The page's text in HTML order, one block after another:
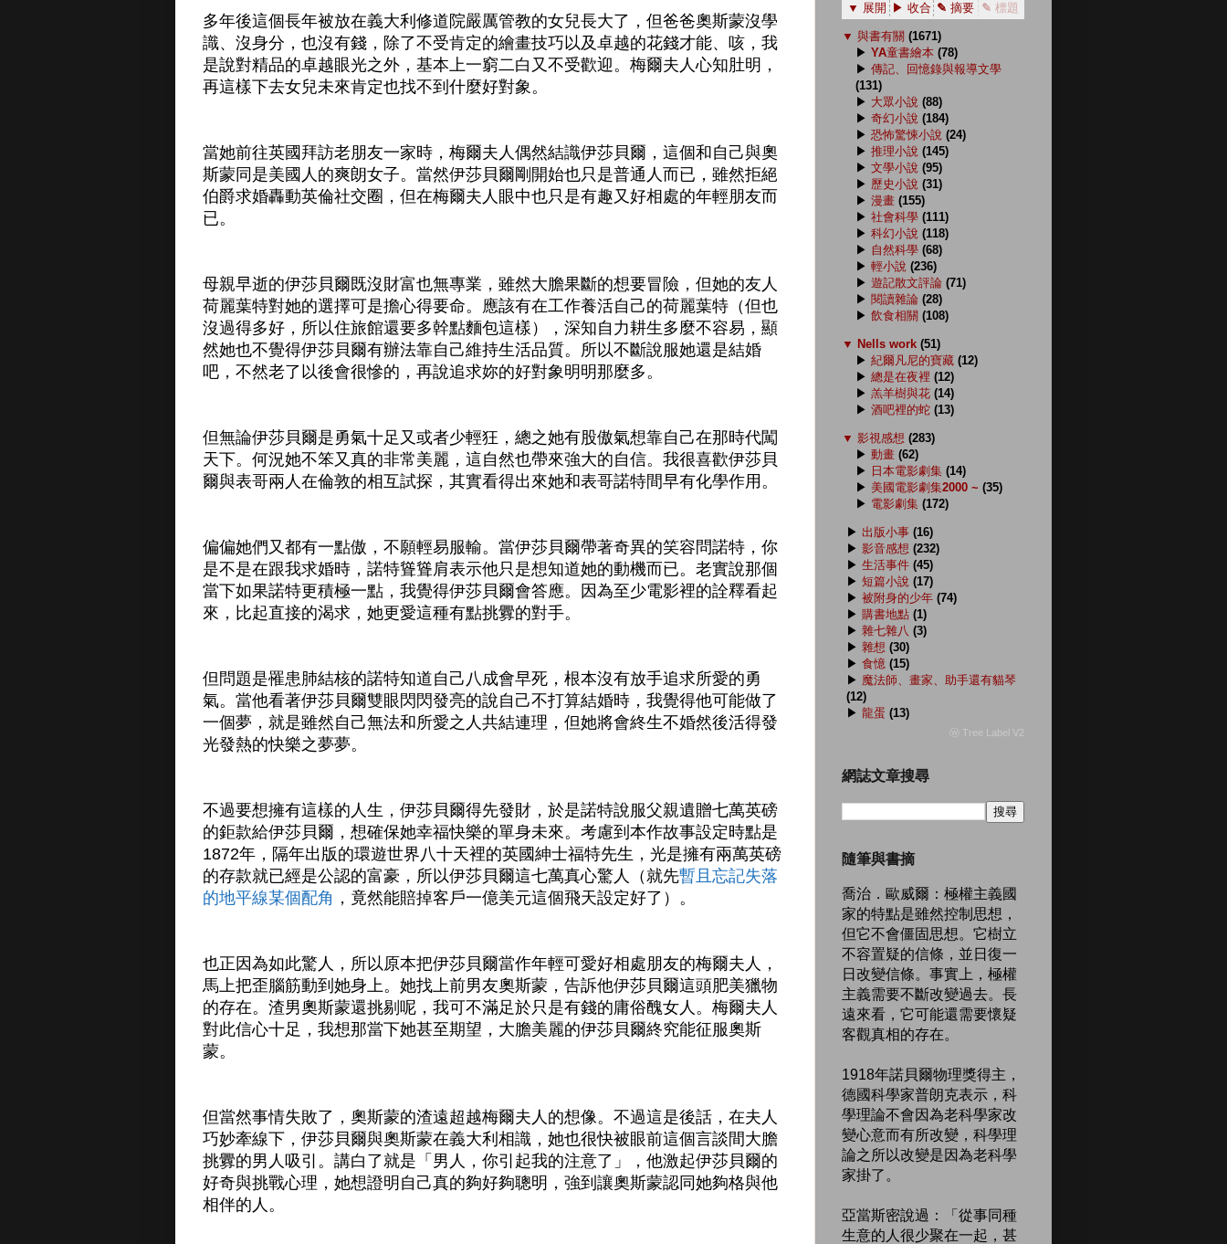
多年後這個長年被放在義大利修道院嚴厲管教的女兒長大了，但爸爸奧斯蒙沒學
識、沒身分，也沒有錢，除了不受肯定的繪畫技巧以及卓越的花錢才能、咳，我
是說對精品的卓越眼光之外，基本上一窮二白又不受歡迎。梅爾夫人心知肚明，
再這樣下去女兒未來肯定也找不到什麼好對象。
當她前往英國拜訪老朋友一家時，梅爾夫人偶然結識伊莎貝爾，這個和自己與奧
斯蒙同是美國人的爽朗女子。當然伊莎貝爾剛開始也只是普通人而已，雖然拒絕
伯爵求婚轟動英倫社交圈，但在梅爾夫人眼中也只是有趣又好相處的年輕朋友而
已。
母親早逝的伊莎貝爾既沒財富也無專業，雖然大膽果斷的想要冒險，但她的友人
荷麗葉特對她的選擇可是擔心得要命。應該有在工作養活自己的荷麗葉特（但也
沒過得多好，所以住旅館還要多幹點麵包這樣），深知自力耕生多麼不容易，顯
然她也不覺得伊莎貝爾有辦法靠自己維持生活品質。所以不斷說服她還是結婚
吧，不然老了以後會很慘的，再說追求妳的好對象明明那麼多。
但無論伊莎貝爾是勇氣十足又或者少輕狂，總之她有股傲氣想靠自己在那時代闖
天下。何況她不笨又真的非常美麗，這自然也帶來強大的自信。我很喜歡伊莎貝
爾與表哥兩人在倫敦的相互試探，其實看得出來她和表哥諾特間早有化學作用。
偏偏她們又都有一點傲，不願輕易服輸。當伊莎貝爾帶著奇異的笑容問諾特，你
是不是在跟我求婚時，諾特聳聳肩表示他只是想知道她的動機而已。老實說那個
當下如果諾特更積極一點，我覺得伊莎貝爾會答應。因為至少電影裡的詮釋看起
來，比起直接的渴求，她更愛這種有點挑釁的對手。
但問題是罹患肺結核的諾特知道自己八成會早死，根本沒有放手追求所愛的勇
氣。當他看著伊莎貝爾雙眼閃閃發亮的說自己不打算結婚時，我覺得他可能做了
一個夢，就是雖然自己無法和所愛之人共結連理，但她將會終生不婚然後活得發
光發熱的快樂之夢夢。
不過要想擁有這樣的人生，伊莎貝爾得先發財，於是諾特說服父親遺贈七萬英磅
的鉅款給伊莎貝爾，想確保她幸福快樂的單身未來。考慮到本作故事設定時點是
1872年，隔年出版的環遊世界八十天裡的英國紳士福特先生，光是擁有兩萬英磅
的存款就已經是公認的富豪，所以伊莎貝爾這七萬真心驚人（就先暫且忘記失落
的地平線某個配角 ，竟然能賠掉客戶一億美元這個飛天設定好了）。
也正因為如此驚人，所以原本把伊莎貝爾當作年輕可愛好相處朋友的梅爾夫人，
馬上把歪腦筋動到她身上。她找上前男友奧斯蒙，告訴他伊莎貝爾這頭肥美獵物
的存在。渣男奧斯蒙還挑剔呢，我可不滿足於只是有錢的庸俗醜女人。梅爾夫人
對此信心十足，我想那當下她甚至期望，大膽美麗的伊莎貝爾終究能征服奧斯
蒙。
但當然事情失敗了，奧斯蒙的渣遠超越梅爾夫人的想像。不過這是後話，在夫人
巧妙牽線下，伊莎貝爾與奧斯蒙在義大利相識，她也很快被眼前這個言談間大膽
挑釁的男人吸引。講白了就是「男人，你引起我的注意了」，他激起伊莎貝爾的
好奇與挑戰心理，她想證明自己真的夠好夠聰明，強到讓奧斯蒙認同她夠格與他
相伴的人。
▼ 展開 ▶ 收合 ✎ 摘要 ✎ 標題
▼ 與書有關 (1671)
▶ YA童書繪本 (78)
▶ 傳記、回憶錄與報導文學
(131)
▶ 大眾小說 (88)
▶ 奇幻小說 (184)
▶ 恐怖驚悚小說 (24)
▶ 推理小說 (145)
▶ 文學小說 (95)
▶ 歷史小說 (31)
▶ 漫畫 (155)
▶ 社會科學 (111)
▶ 科幻小說 (118)
▶ 自然科學 (68)
▶ 輕小說 (236)
▶ 遊記散文評論 (71)
▶ 閱讀雜論 (28)
▶ 飲食相關 (108)
▼ Nells work (51)
▶ 紀爾凡尼的寶藏 (12)
▶ 總是在夜裡 (12)
▶ 羔羊樹與花 (14)
▶ 酒吧裡的蛇 (13)
▼ 影視感想 (283)
▶ 動畫 (62)
▶ 日本電影劇集 (14)
▶ 美國電影劇集2000 ~ (35)
▶ 電影劇集 (172)
▶ 出版小事 (16)
▶ 影音感想 (232)
▶ 生活事件 (45)
▶ 短篇小說 (17)
▶ 被附身的少年 (74)
▶ 購書地點 (1)
▶ 雜七雜八 (3)
▶ 雜想 (30)
▶ 食憶 (15)
▶ 魔法師、畫家、助手還有貓琴
(12)
▶ 龍蛋 (13)
ⓦ Tree Label V2
網誌文章搜尋
隨筆與書摘
喬治．歐威爾：極權主義國
家的特點是雖然控制思想，
但它不會僵固思想。它樹立
不容置疑的信條，並日復一
日改變信條。事實上，極權
主義需要不斷改變過去。長
遠來看，它可能還需要懷疑
客觀真相的存在。
1918年諾貝爾物理獎得主，
德國科學家普朗克表示，科
學理論不會因為老科學家改
變心意而有所改變，科學理
論之所以改變是因為老科學
家掛了。
亞當斯密說過：「從事同種
生意的人很少聚在一起，甚